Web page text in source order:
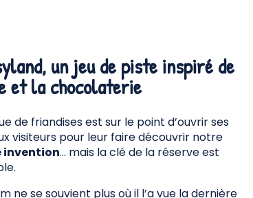
un jeu de piste inspiré de
et la chocolaterie
de friandises est sur le point d’ouvrir ses
visiteurs pour leur faire découvrir notre
invention… mais la clé de la réserve est
ne se souvient plus où il l’a vue la dernière